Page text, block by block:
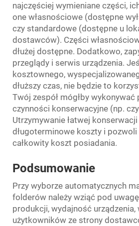
najczęściej wymieniane części,
one własnościowe (dostępne
czy standardowe (dostępne u
dostawców). Części
dłużej dostępne. Dodatkowo,
przeglądy i serwis urządzenia.
kosztownego,
dłuższy czas, nie będzie to
Twój zespół mógłby
czynności konserwacyjne (np.
Utrzymywanie łatwej
długoterminowe koszty i
całkowity koszt posiadania.
Podsumowanie
Przy wyborze automatycznych
folderów należy wziąć pod
produkcji, wydajność urządzenia,
użytkowników ze strony